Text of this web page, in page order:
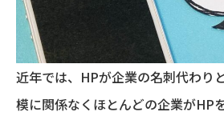
近年では、HPが企業の名刺代わり
模に関係なくほとんどの企業がHP